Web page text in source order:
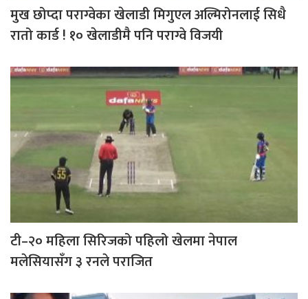
मुख छोप्दा पराग्वेका खेलाडी मिगुएल अल्मिरोनलाई सिधै
रातो कार्ड ! १० खेलाडीमै पनि पराग्वे विजयी
टी–२० महिला सिरिजको पहिलो खेलमा नेपाल
मलेसियासँग ३ रनले पराजित